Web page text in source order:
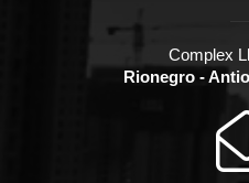
Complex
Rionegro -